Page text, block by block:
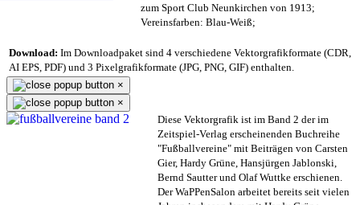
zum Sport Club Neunkirchen von 1913;
Vereinsfarben: Blau-Weiß;
Download: Im Downloadpaket sind 4 verschiedene Vektorgrafikformate (CDR,
AI EPS, PDF) und 3 Pixelgrafikformate (JPG, PNG, GIF) enthalten.
×
×
Diese Vektorgrafik ist im Band 2 der im
Zeitspiel-Verlag erscheinenden Buchreihe
"Fußballvereine" mit Beiträgen von Carsten
Gier, Hardy Grüne, Hansjürgen Jablonski,
Bernd Sautter und Olaf Wuttke erschienen.
Der WaPPenSalon arbeitet bereits seit vielen